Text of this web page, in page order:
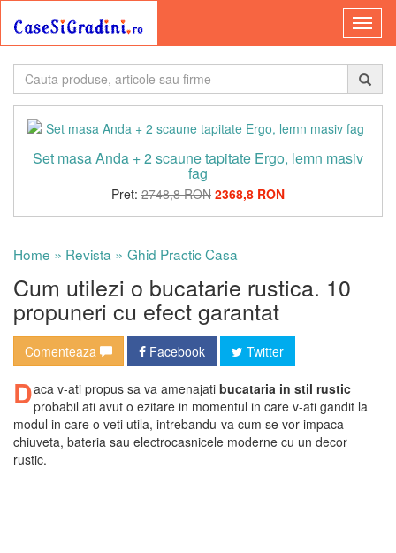
Set masa Anda + 2 scaune tapitate Ergo, lemn masiv
fag
Pret: 2748,8 RON 2368,8 RON
Home » Revista » Ghid Practic Casa
Cum utilezi o bucatarie rustica. 10
propuneri cu efect garantat
Comenteaza Facebook Twitter
Daca v-ati propus sa va amenajati bucataria in stil rustic
probabil ati avut o ezitare in momentul in care v-ati gandit la
modul in care o veti utila, intrebandu-va cum se vor impaca
chiuveta, bateria sau electrocasnicele moderne cu un decor
rustic.